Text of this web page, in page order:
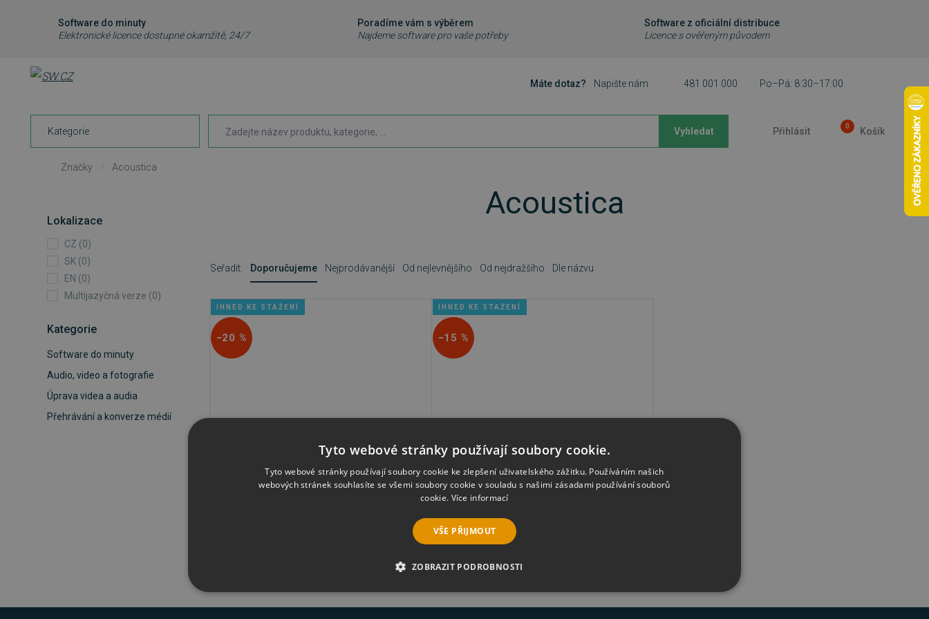
Software do minuty
Elektronické licence dostupné okamžitě, 24/7
Poradíme vám s výběrem
Najdeme software pro vaše potřeby
Software z oficiální distribuce
Licence s ověřeným původem
Máte dotaz? Napište nám 481 001 000 Po–Pá: 8:30–17:00
Kategorie Vyhledat Přihlásit 0 Košík
Značky Acoustica
Lokalizace
CZ (0)
SK (0)
EN (0)
Multijazyčná verze (0)
Kategorie
Software do minuty
Audio, video a fotografie
Úprava videa a audia
Přehrávání a konverze médií
Acoustica
Seřadit: Doporučujeme Nejprodávanější Od nejlevnějšího Od nejdražšího Dle názvu
IHNED KE STAŽENÍ
−20 %
Acoustica Mixcraft 10 Pro Studio
IHNED KE STAŽENÍ
−15 %
Acoustica Mixcraft 10 Recording Studio
Tyto webové stránky používají soubory cookie.
Tyto webové stránky používají soubory cookie ke zlepšení uživatelského zážitku. Používáním našich
webových stránek souhlasíte se všemi soubory cookie v souladu s našimi zásadami používání souborů
cookie. Více informací
VŠE PŘIJMOUT
ZOBRAZIT PODROBNOSTI
NEZBYTNĚ NUTNÉ SOUBORY VÝKONOVÉ SOUBORY SOUBORY CÍLENÍ